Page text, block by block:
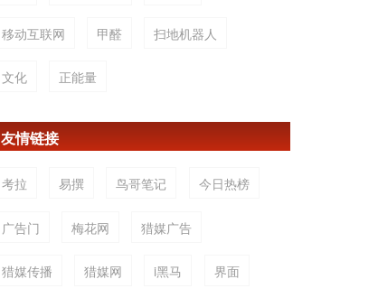
移动互联网 甲醛 扫地机器人
文化 正能量
友情链接
考拉 易撰 鸟哥笔记 今日热榜
广告门 梅花网 猎媒广告
猎媒传播 猎媒网 i黑马 界面